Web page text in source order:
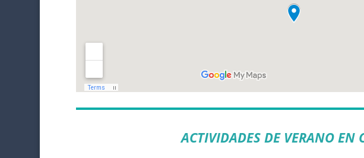
ACTIVIDADES DE VERANO EN